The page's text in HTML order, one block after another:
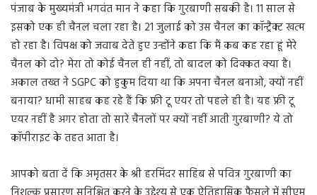
पंजाब के मुख्यमंत्री भगवंत मान ने कहा कि गुरबाणी सबकी है। 11 साल से
इसको एक ही चैनल चला रहा है। 21 जुलाई को उस चैनल का कॉन्ट्रैक्ट खत्म
हो रहा है। विपक्ष को जवाब देते हुए उन्होंने कहा कि मैं कब कह रहा हूं मेरे
चैनल को दो? मेरा तो कोई चैनल ही नहीं, तो बादल को दिक्कत क्या है।
अकाल तख्त ने SGPC को हुकुम दिया था कि अपना चैनल बनाओ, क्यों नहीं
बनाया? धामी साहब कह रहे हैं कि फ्री टू एयर तो पहले ही है। यह फ्री टू
एयर नहीं है अगर होता तो सारे चैनलों पर क्यों नहीं आती गुरबाणी? ये तो
कॉपीराइट के तहत आता है।
आपको बता दें कि अमृतसर के श्री हरमिंदर साहिब से पवित्र गुरबाणी का